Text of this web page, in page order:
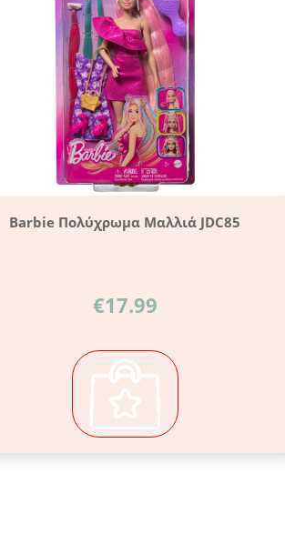
Barbie Πολύχρωμα Μαλλιά JDC85
€17.99